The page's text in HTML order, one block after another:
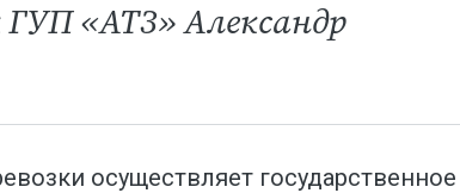
ГУП «АТЗ» Александр
осуществляет государственное